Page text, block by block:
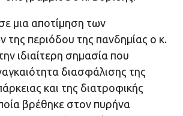
μια αποτίμηση των
περιόδου της πανδημίας ο κ.
ιδιαίτερη σημασία που
διασφάλισης της
και της διατροφικής
βρέθηκε στον πυρήνα